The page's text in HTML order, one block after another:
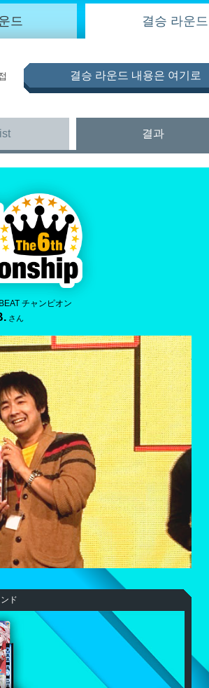
드 결승 라운드
결승 라운드 내용은 여기로
결과
チャンピオン
さん
ド